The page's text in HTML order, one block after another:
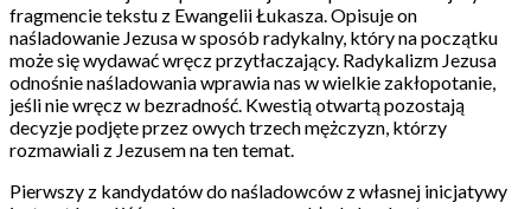
fragmencie tekstu z Ewangelii Łukasza. Opisuje on
naśladowanie Jezusa w sposób radykalny, który na początku
może się wydawać wręcz przytłaczający. Radykalizm Jezusa
odnośnie naśladowania wprawia nas w wielkie zakłopotanie,
jeśli nie wręcz w bezradność. Kwestią otwartą pozostają
decyzje podjęte przez owych trzech mężczyzn, którzy
rozmawiali z Jezusem na ten temat.
Pierwszy z kandydatów do naśladowców z własnej inicjatywy